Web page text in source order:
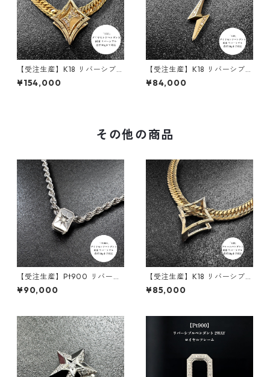
【受注生産】K18 リバーシブル
ペンダント | ロンバスクラシッ
ク+額縁フレーム30g用 | 30g
¥154,000
【受注生産】K18 リバーシブル
ペンダント | 雷-INAZUMA- |
ダイヤモンド | 30g喜平まで
¥84,000
その他の商品
【受注生産】Pt900 リバーシ
ブルペンダント｜ロイヤルコ
アプレート ｜30g喜平まで対
¥90,000
【受注生産】K18 リバーシブル
ペンダント｜額縁フレーム
〈ロンバス 30g用〉｜30g喜
¥85,000